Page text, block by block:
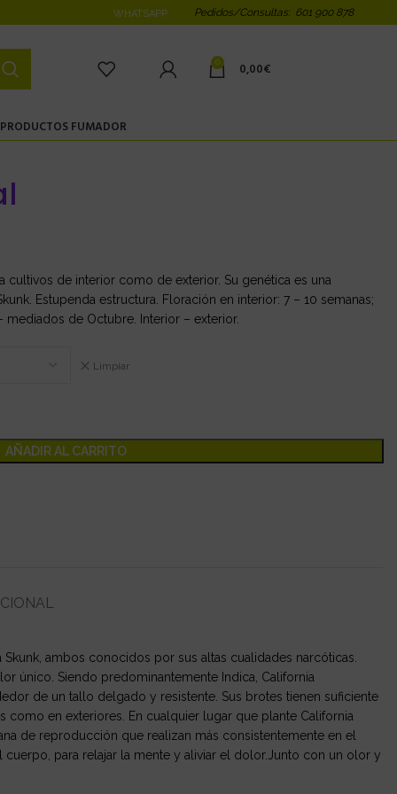
WHATSAPP Pedidos/Consultas: 601 900 878
0 0,00€
PRODUCTOS FUMADOR
cultivos de interior como de exterior. Su genética es una
Estupenda estructura. Floración en interior: 7 – 10 semanas;
de Octubre. Interior – exterior.
Limpiar
AÑADIR AL CARRITO
ambos conocidos por sus altas cualidades narcóticas.
único. Siendo predominantemente Indica, California
de un tallo delgado y resistente. Sus brotes tienen suficiente
en exteriores. En cualquier lugar que plante California
de reproducción que realizan más consistentemente en el
para relajar la mente y aliviar el dolor.Junto con un olor y